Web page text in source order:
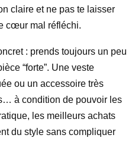
claire et ne pas te laisser
cœur mal réfléchi.
: prends toujours un peu
“forte”. Une veste
ou un accessoire très
à condition de pouvoir les
les meilleurs achats
du style sans compliquer